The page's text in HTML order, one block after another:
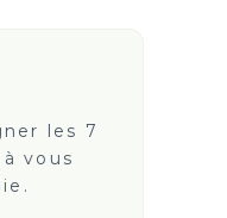
les 7
vous